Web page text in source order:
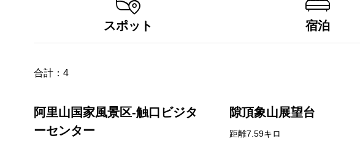
スポット 宿泊
合計： 4
阿里山国家風景区-触口ビジタ
ーセンター
隙頂象山展望台
距離7.59キロ